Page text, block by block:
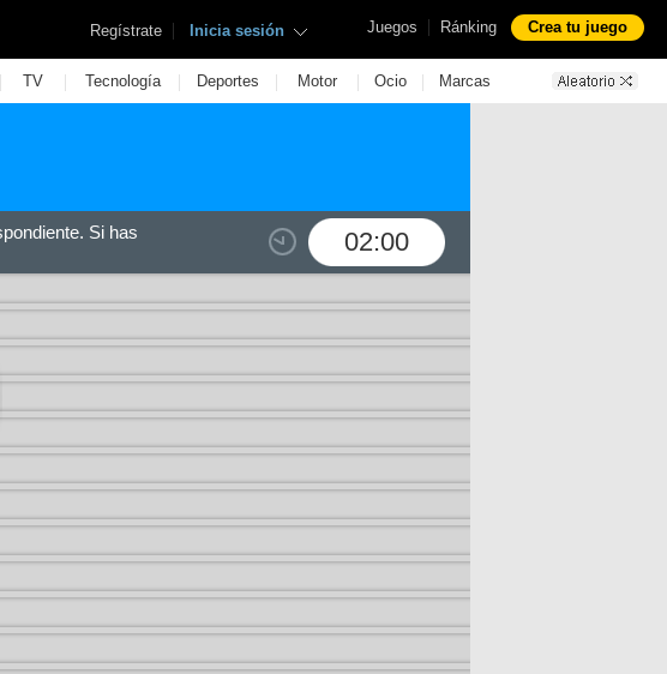
Juegos | Ránking Crea tu juego
Regístrate | Inicia sesión
| TV | Tecnología | Deportes | Motor | Ocio | Marcas
02:00
Si has